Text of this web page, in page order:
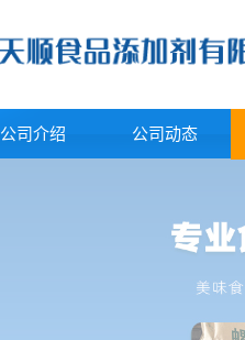
公司介绍 公司动态